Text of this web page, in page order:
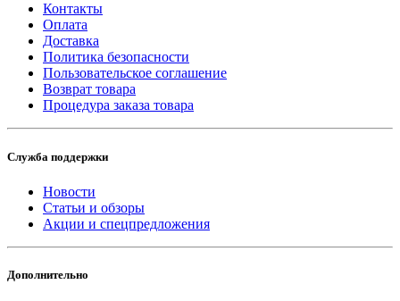
Контакты
Оплата
Доставка
Политика безопасности
Пользовательское соглашение
Возврат товара
Процедура заказа товара
Служба поддержки
Новости
Статьи и обзоры
Акции и спецпредложения
Дополнительно